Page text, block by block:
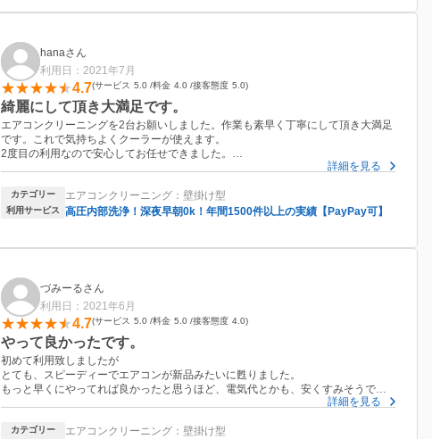
hanaさん
利用日：2021年7月
4.7 サービス 5.0 料金 4.0 接客態度 5.0
綺麗にして頂き大満足です。
エアコンクリーニングを2台お願いしました。作業も素早く丁寧にして頂き大満足
です。これで気持ちよくクーラーが使えます。
2度目の利用なので安心してお任せできました。
今回は少し間が空いてしまったので次は早めにお願いしたいと思います。初めて
詳細を見る
カテゴリー エアコンクリーニング：壁掛け型
利用サービス 高圧内部洗浄！深夜早朝0k！年間1500件以上の実績【PayPay可】
づみーるさん
利用日：2021年6月
4.7 サービス 5.0 料金 5.0 接客態度 4.0
やって良かったです。
初めて利用致しましたが
とても、スピーディーでエアコンが新品みたいに甦りました。
もっと早くにやってれば良かったと思うほど、電気代とかも、安くすみそうで
エアコン独特のへんな匂いとかもなくなり
詳細を見る
カテゴリー エアコンクリーニング：壁掛け型